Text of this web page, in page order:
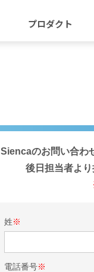
プロダクト
Siencaのお問い合わ
後日担当者より
姓※
電話番号※